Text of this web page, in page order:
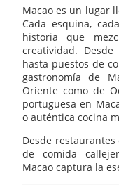
Macao es un lugar
Cada esquina,
historia que
creatividad.
hasta puestos de
gastronomía de
Oriente como de
portuguesa en
o auténtica cocina
Desde
de comida
Macao captura la